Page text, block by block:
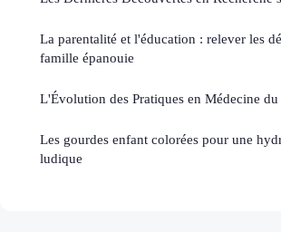
La parentalité et l'éducation : relever les
famille épanouie
L'Évolution des Pratiques en Médecine du
Les gourdes enfant colorées pour une
ludique